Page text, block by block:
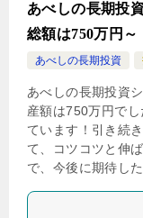
あべしの長期投
総額は750万円～
あべしの長期投資
あべしの長期投資
産額は750万円で
ています！引き続
て、コツコツと伸
で、今後に期待し